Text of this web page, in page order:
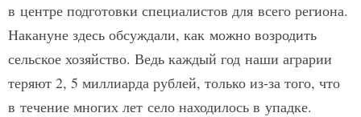
в центре подготовки специалистов для всего региона.
Накануне здесь обсуждали, как можно возродить
сельское хозяйство. Ведь каждый год наши аграрии
теряют 2, 5 миллиарда рублей, только из-за того, что
в течение многих лет село находилось в упадке.